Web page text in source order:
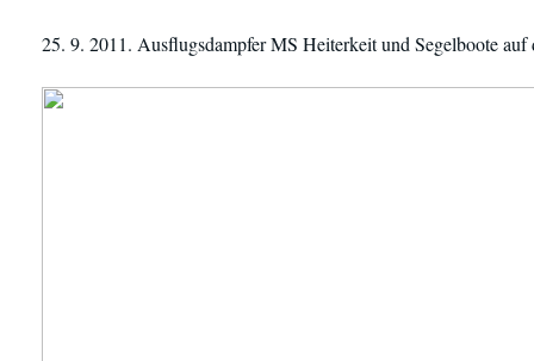
25. 9. 2011. Ausflugsdampfer MS Heiterkeit und Segelboote auf